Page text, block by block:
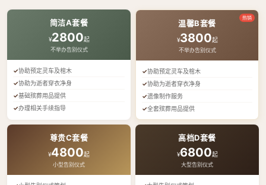
简洁A套餐
¥2800起
不举办告别仪式
协助预定灵车及棺木
协助为逝者穿衣净身
基础殡葬用品提供
办理相关手续指导
热销
温馨B套餐
¥3800起
不举办告别仪式
协助预定灵车及棺木
协助为逝者穿衣净身
遗像制作服务
全套殡葬用品提供
尊贵C套餐
¥4800起
小型告别仪式
高档D套餐
¥6800起
大型告别仪式